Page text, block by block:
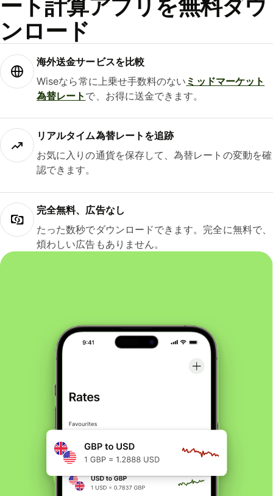
ート計算アプリを無料ダウ
ンロード
海外送金サービスを比較
Wiseなら常に上乗せ手数料のない ミッドマーケット
為替レート で、お得に送金できます。
リアルタイム為替レートを追跡
お気に入りの通貨を保存して、為替レートの変動を確
認できます。
完全無料、広告なし
たった数秒でダウンロードできます。完全に無料で、
煩わしい広告もありません。